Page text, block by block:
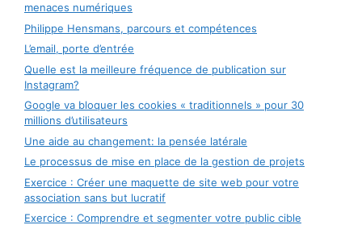
menaces numériques
Philippe Hensmans, parcours et compétences
L’email, porte d’entrée
Quelle est la meilleure fréquence de publication sur
Instagram?
Google va bloquer les cookies « traditionnels » pour 30
millions d’utilisateurs
Une aide au changement: la pensée latérale
Le processus de mise en place de la gestion de projets
Exercice : Créer une maquette de site web pour votre
association sans but lucratif
Exercice : Comprendre et segmenter votre public cible